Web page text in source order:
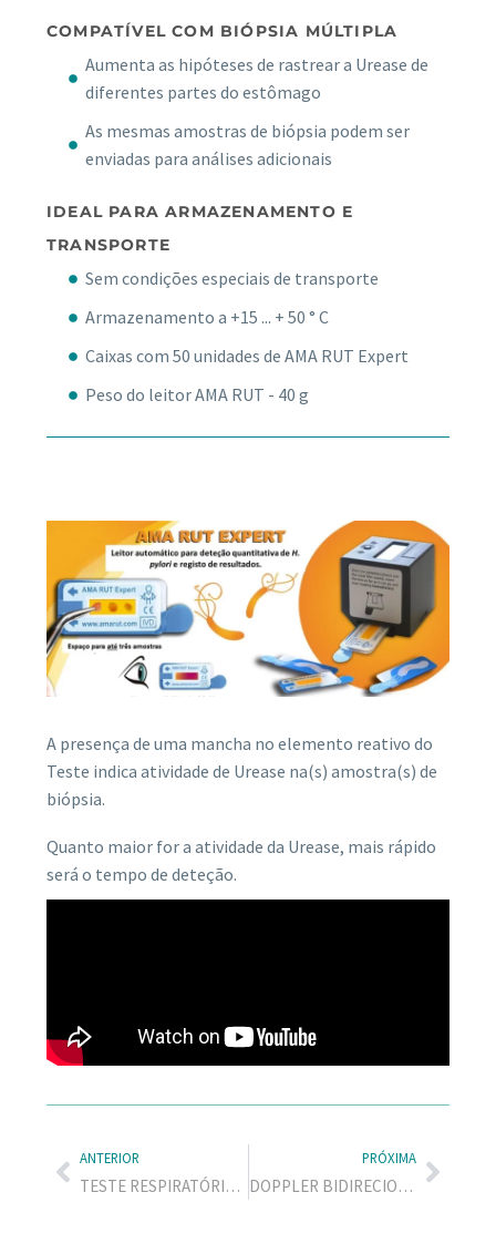
COMPATÍVEL COM BIÓPSIA MÚLTIPLA
Aumenta as hipóteses de rastrear a Urease de
diferentes partes do estômago
As mesmas amostras de biópsia podem ser
enviadas para análises adicionais
IDEAL PARA ARMAZENAMENTO E
TRANSPORTE
Sem condições especiais de transporte
Armazenamento a +15 ... + 50 ° С
Caixas com 50 unidades de AMA RUT Expert
Peso do leitor AMA RUT - 40 g
A presença de uma mancha no elemento reativo do
Teste indica atividade de Urease na(s) amostra(s) de
biópsia.
Quanto maior for a atividade da Urease, mais rápido
será o tempo de deteção.
ANTERIOR
TESTE RESPIRATÓRIO – HELIC ABT
PRÓXIMA
DOPPLER BIDIRECIONAL – DMX